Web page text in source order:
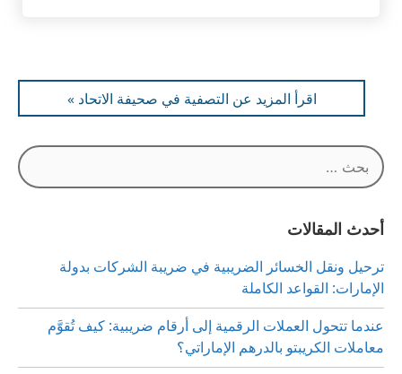
اقرأ المزيد عن التصفية في صحيفة الاتحاد »
البحث
عن:
أحدث المقالات
ترحيل ونقل الخسائر الضريبية في ضريبة الشركات بدولة
الإمارات: القواعد الكاملة
عندما تتحول العملات الرقمية إلى أرقام ضريبية: كيف تُقوَّم
معاملات الكريبتو بالدرهم الإماراتي؟